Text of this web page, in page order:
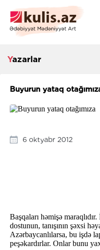
Yazarlar
Buyurun yataq
6 oktyabr 2012
Başqaları həmişə
dostunun, tanışının şəxsi
Azərbaycanlılarsa, bu işdə
peşəkardırlar. Onlar bunu